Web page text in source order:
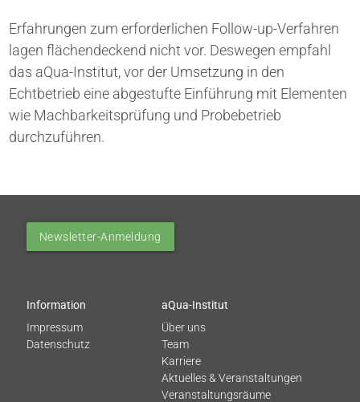
Erfahrungen zum erforderlichen Follow-up-Verfahren
lagen flächendeckend nicht vor. Deswegen empfahl
das aQua-Institut, vor der Umsetzung in den
Echtbetrieb eine abgestufte Einführung mit Elementen
wie Machbarkeitsprüfung und Probebetrieb
durchzuführen.
Newsletter-Anmeldung
Information
Impressum
Datenschutz
aQua-Institut
Über uns
Team
Karriere
Aktuelles & Veranstaltungen
Veranstaltungsräume